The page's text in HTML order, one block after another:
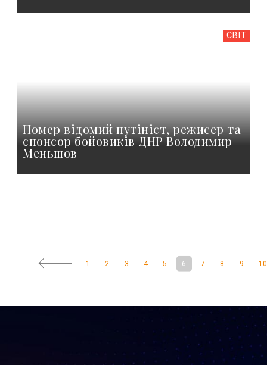
СВІТ
Помер відомий путініст, режисер та
спонсор бойовиків ДНР Володимир
Меньшов
1 2 3 4 5 6 7 8 9 10